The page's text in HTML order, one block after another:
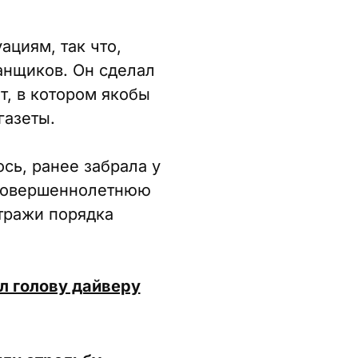
так что,
Он сделал
в котором якобы
ранее забрала у
порядка
голову дайверу